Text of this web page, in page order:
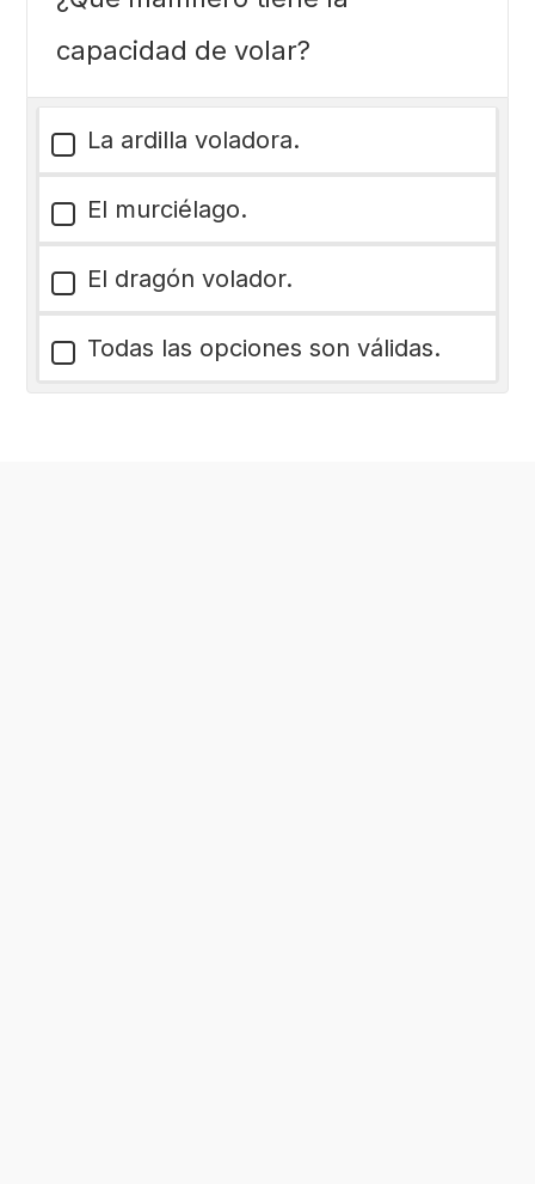
capacidad de volar?
La ardilla voladora.
El murciélago.
El dragón volador.
Todas las opciones son válidas.